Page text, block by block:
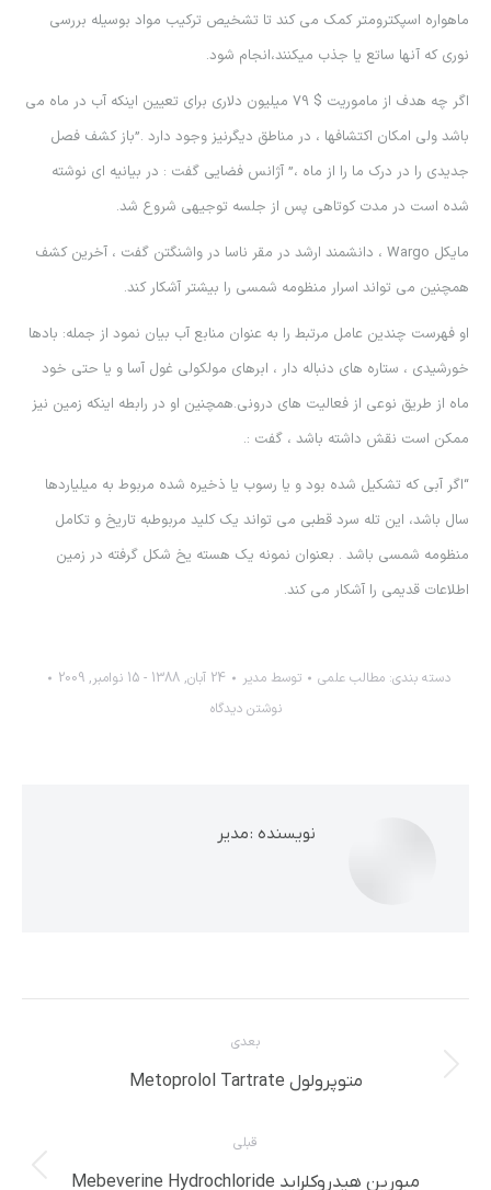
ماهواره اسپکترومتر کمک می کند تا تشخیص ترکیب مواد بوسيله بررسی
نوري كه آنها ساتع یا جذب میکنند،انجام شود.
اگر چه هدف از ماموریت $ 79 میلیون دلاري برای تعیین اینکه آب در ماه می
باشد ولي امكان اکتشافها ، در مناطق دیگرنيز وجود دارد .”باز کشف فصل
جدیدی را در درک ما را از ماه ،” آژانس فضایی گفت : در بیانیه ای نوشته
شده است در مدت کوتاهی پس از جلسه توجیهی شروع شد.
مایکل Wargo ، دانشمند ارشد در مقر ناسا در واشنگتن گفت ، آخرین کشف
همچنین می تواند اسرار منظومه شمسی را بيشتر آشكار كند.
او فهرست چندین عامل مرتبط را به عنوان منابع آب بيان نمود از جمله: بادها
خورشیدی ، ستاره های دنباله دار ، ابرهای مولکولی غول آسا و یا حتی خود
ماه از طریق نوعی از فعالیت های دروني.همچنين او در رابطه اينكه زمین نیز
ممکن است نقش داشته باشد ، گفت :.
“اگر آبی که تشکیل شده بود و یا رسوب يا ذخيره شده مربوط به میلیاردها
سال باشد، این تله سرد قطبی می تواند یک کلید مربوطبه تاریخ و تکامل
منظومه شمسی باشد . بعنوان نمونه يك هسته يخ شكل گرفته در زمين
اطلاعات قديمي را آشكار مي كند.
دسته بندی:مطالب علمي توسطمدیر
24 آبان, 1388 - 15 نوامبر, 2009
نوشتن دیدگاه
نویسنده :مدیر
قبلی
پست مبورین هیدروکلراید Mebeverine Hydrochloride
بعدی
نوشته
متوپرولول Metoprolol Tartrate